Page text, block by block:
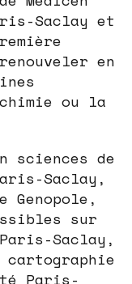
Saclay et
en
ou la
sciences de
Saclay,
Genopole,
sur
Saclay,
Paris-